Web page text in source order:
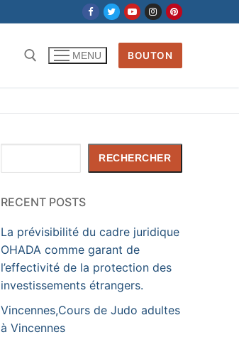
MENU BOUTON
RECHERCHER
RECENT POSTS
La prévisibilité du cadre juridique
OHADA comme garant de
l’effectivité de la protection des
investissements étrangers.
Vincennes,Cours de Judo adultes
à Vincennes